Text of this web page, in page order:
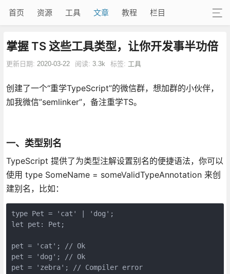
首页 资源 工具 文章 教程 栏目
掌握 TS 这些工具类型，让你开发事半功倍
更新日期: 2020-03-22 阅读: 3.3k 标签: 工具
创建了一个“重学TypeScript”的微信群，想加群的小伙伴，
加我微信”semlinker”，备注重学TS。
一、类型别名
TypeScript 提供了为类型注解设置别名的便捷语法，你可以
使用 type SomeName = someValidTypeAnnotation 来创
建别名，比如：
type Pet = 'cat' | 'dog';
let pet: Pet;
pet = 'cat'; // Ok
pet = 'dog'; // Ok
pet = 'zebra'; // Compiler error